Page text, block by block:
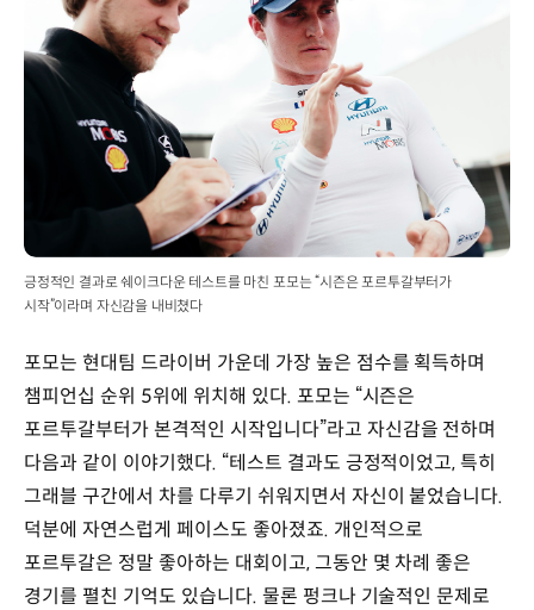
긍정적인 결과로 쉐이크다운 테스트를 마친 포모는 “시즌은 포르투갈부터가
시작”이라며 자신감을 내비쳤다
포모는 현대팀 드라이버 가운데 가장 높은 점수를 획득하며
챔피언십 순위 5위에 위치해 있다. 포모는 “시즌은
포르투갈부터가 본격적인 시작입니다”라고 자신감을 전하며
다음과 같이 이야기했다. “테스트 결과도 긍정적이었고, 특히
그래블 구간에서 차를 다루기 쉬워지면서 자신이 붙었습니다.
덕분에 자연스럽게 페이스도 좋아졌죠. 개인적으로
포르투갈은 정말 좋아하는 대회이고, 그동안 몇 차례 좋은
경기를 펼친 기억도 있습니다. 물론 펑크나 기술적인 문제로